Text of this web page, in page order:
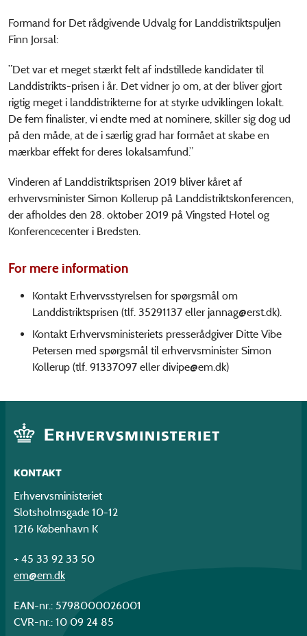
Formand for Det rådgivende Udvalg for Landdistriktspuljen
Finn Jorsal:
”Det var et meget stærkt felt af indstillede kandidater til
Landdistrikts-prisen i år. Det vidner jo om, at der bliver gjort
rigtig meget i landdistrikterne for at styrke udviklingen lokalt.
De fem finalister, vi endte med at nominere, skiller sig dog ud
på den måde, at de i særlig grad har formået at skabe en
mærkbar effekt for deres lokalsamfund.”
Vinderen af Landdistriktsprisen 2019 bliver kåret af
erhvervsminister Simon Kollerup på Landdistriktskonferencen,
der afholdes den 28. oktober 2019 på Vingsted Hotel og
Konferencecenter i Bredsten.
For mere information
Kontakt Erhvervsstyrelsen for spørgsmål om
Landdistriktsprisen (tlf. 35291137 eller jannag@erst.dk).
Kontakt Erhvervsministeriets presserådgiver Ditte Vibe
Petersen med spørgsmål til erhvervsminister Simon
Kollerup (tlf. 91337097 eller divipe@em.dk)
KONTAKT
Erhvervsministeriet
Slotsholmsgade 10-12
1216 København K
+ 45 33 92 33 50
em@em.dk
EAN-nr.: 5798000026001
CVR-nr.: 10 09 24 85